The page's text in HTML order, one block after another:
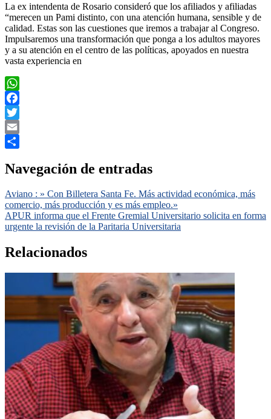
La ex intendenta de Rosario consideró que los afiliados y afiliadas
“merecen un Pami distinto, con una atención humana, sensible y de
calidad. Estas son las cuestiones que iremos a trabajar al Congreso.
Impulsaremos una transformación que ponga a los adultos mayores
y a su atención en el centro de las políticas, apoyados en nuestra
vasta experiencia en
WhatsApp
Facebook
Twitter
Email
Navegación de entradas
Aviano : » Con Billetera Santa Fe. Más actividad económica, más
comercio, más producción y es más empleo.»
APUR informa que el Frente Gremial Universitario solicita en forma
urgente la revisión de la Paritaria Universitaria
Relacionados